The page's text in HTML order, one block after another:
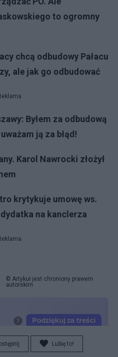
to ogromny
chcą odbudowy Pałacu
ale jak go odbudować
Byłem za odbudową
ją za błąd!
Karol Nawrocki złożył
krytykuje umowę ws.
na kanclerza
© Artykuł jest chroniony prawem
autorskim.
Lubię to!